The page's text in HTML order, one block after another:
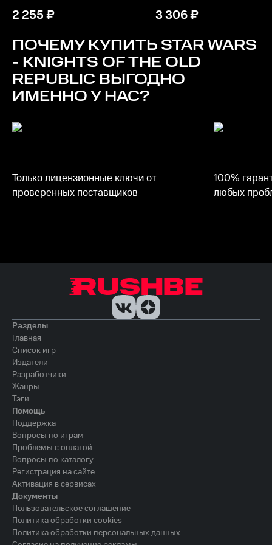
Память
256 МБ ОЗУ
Место на диске
3,5 ГБ
2 255₽
3 306₽
ПОЧЕМУ КУПИТЬ STAR WARS
- KNIGHTS OF THE OLD
REPUBLIC ВЫГОДНО
ИМЕННО У НАС?
Только лицензионные ключи от
проверенных поставщиков
100%
любых
Разделы
Главная
Список игр
Издатели
Разработчики
Жанры
Тэги
Помощь
Поддержка
Вопросы по играм
Проблемы с оплатой
Вопросы по каталогу
Регистрация на сайте
Активация в сервисах
Документы
Пользовательское соглашение
Политика обработки cookies
Политика обработки персональных данных